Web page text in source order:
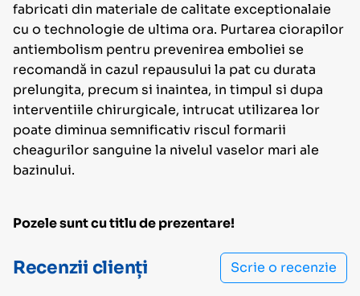
fabricati din materiale de calitate exceptionalaie
cu o technologie de ultima ora. Purtarea ciorapilor
antiembolism pentru prevenirea emboliei se
recomandă in cazul repausului la pat cu durata
prelungita, precum si inaintea, in timpul si dupa
interventiile chirurgicale, intrucat utilizarea lor
poate diminua semnificativ riscul formarii
cheagurilor sanguine la nivelul vaselor mari ale
bazinului.
Pozele sunt cu titlu de prezentare!
Recenzii clienți Scrie o recenzie